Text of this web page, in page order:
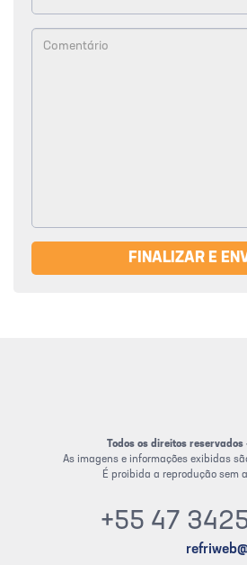
FINALIZAR E
Todos os direitos reservados
As imagens e informações exibidas
É proibida a reprodução sem
+55 47